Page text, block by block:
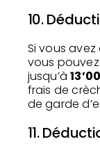
10.
Si vous
vous
jusqu’à
frais de
de garde
11.